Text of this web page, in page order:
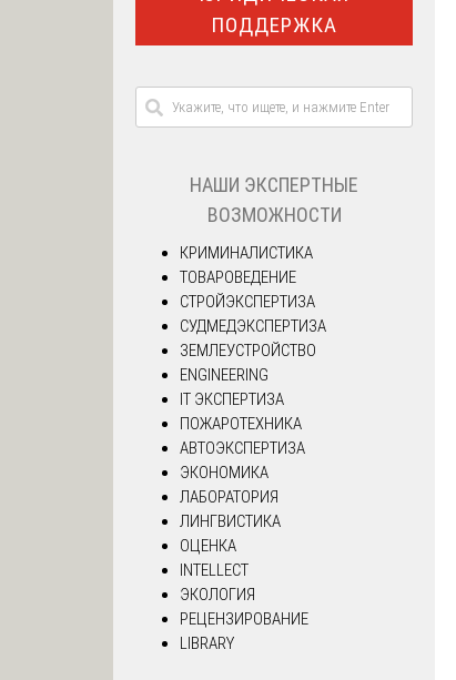
ПОДДЕРЖКА
НАШИ ЭКСПЕРТНЫЕ
ВОЗМОЖНОСТИ
КРИМИНАЛИСТИКА
ТОВАРОВЕДЕНИЕ
СТРОЙЭКСПЕРТИЗА
СУДМЕДЭКСПЕРТИЗА
ЗЕМЛЕУСТРОЙСТВО
ENGINEERING
IT ЭКСПЕРТИЗА
ПОЖАРОТЕХНИКА
АВТОЭКСПЕРТИЗА
ЭКОНОМИКА
ЛАБОРАТОРИЯ
ЛИНГВИСТИКА
ОЦЕНКА
INTELLECT
ЭКОЛОГИЯ
РЕЦЕНЗИРОВАНИЕ
LIBRARY